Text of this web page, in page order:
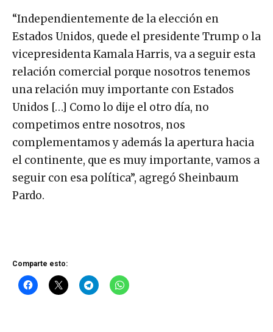
“Independientemente de la elección en
Estados Unidos, quede el presidente Trump o la
vicepresidenta Kamala Harris, va a seguir esta
relación comercial porque nosotros tenemos
una relación muy importante con Estados
Unidos […] Como lo dije el otro día, no
competimos entre nosotros, nos
complementamos y además la apertura hacia
el continente, que es muy importante, vamos a
seguir con esa política”, agregó Sheinbaum
Pardo.
Comparte esto: